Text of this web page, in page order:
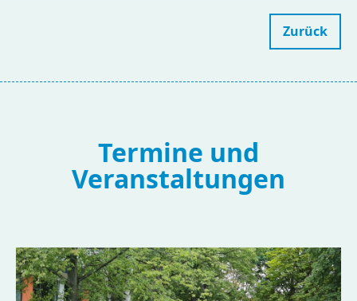
Zurück
Termine und
Veranstaltungen